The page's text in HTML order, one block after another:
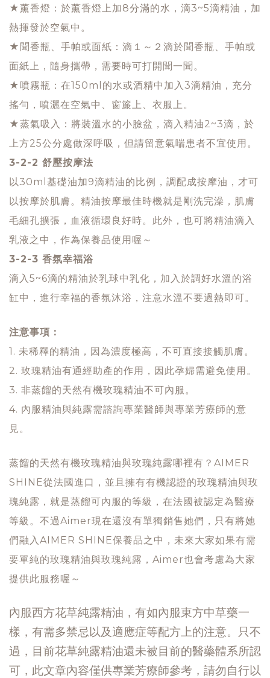
★薰香燈：於薰香燈上加8分滿的水，滴3~5滴精油，加
熱揮發於空氣中。
★聞香瓶、手帕或面紙：滴１～２滴於聞香瓶、手帕或
面紙上，隨身攜帶，需要時可打開聞一聞。
★噴霧瓶：在150ml的水或酒精中加入3滴精油，充分
搖勻，噴灑在空氣中、窗簾上、衣服上。
★蒸氣吸入：將裝溫水的小臉盆，滴入精油2~3滴，於
上方25公分處做深呼吸，但請留意氣喘患者不宜使用。
3-2-2 舒壓按摩法
以30ml基礎油加9滴精油的比例，調配成按摩油，才可
以按摩於肌膚。精油按摩最佳時機就是剛洗完澡，肌膚
毛細孔擴張，血液循環良好時。此外，也可將精油滴入
乳液之中，作為保養品使用喔～
3-2-3 香氛幸福浴
滴入5~6滴的精油於乳球中乳化，加入於調好水溫的浴
缸中，進行幸福的香氛沐浴，注意水溫不要過熱即可。
注意事項：
1. 未稀釋的精油，因為濃度極高，不可直接接觸肌膚。
2. 玫瑰精油有通經助產的作用，因此孕婦需避免使用。
3. 非蒸餾的天然有機玫瑰精油不可內服。
4. 內服精油與純露需諮詢專業醫師與專業芳療師的意
見。
蒸餾的天然有機玫瑰精油與玫瑰純露哪裡有？AIMER
SHINE從法國進口，並且擁有有機認證的玫瑰精油與玫
瑰純露，就是蒸餾可內服的等級，在法國被認定為醫療
等級。不過Aimer現在還沒有單獨銷售她們，只有將她
們融入AIMER SHINE保養品之中，未來大家如果有需
要單純的玫瑰精油與玫瑰純露，Aimer也會考慮為大家
提供此服務喔～
內服西方花草純露精油，有如內服東方中草藥一
樣，有需多禁忌以及適應症等配方上的注意。只不
過，目前花草純露精油還未被目前的醫藥體系所認
可，此文章內容僅供專業芳療師參考，請勿自行以